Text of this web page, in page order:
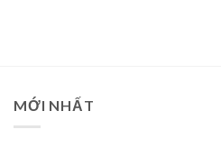
MỚI NHẤT